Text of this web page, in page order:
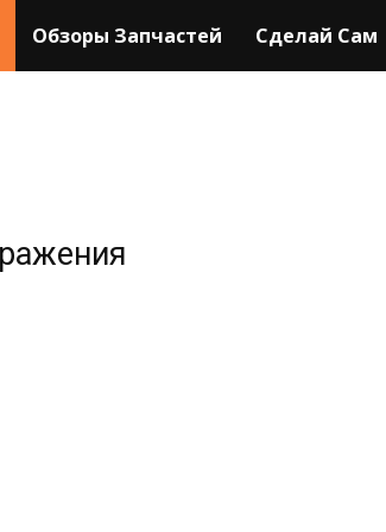
Обзоры Запчастей Сделай Сам